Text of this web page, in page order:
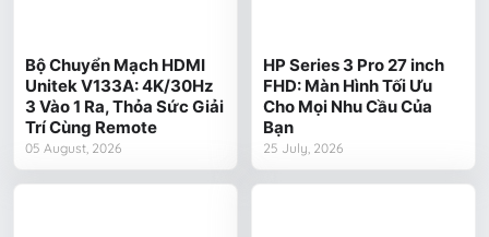
Bộ Chuyển Mạch HDMI
Unitek V133A: 4K/30Hz
3 Vào 1 Ra, Thỏa Sức Giải
Trí Cùng Remote
05 August, 2026
HP Series 3 Pro 27 inch
FHD: Màn Hình Tối Ưu
Cho Mọi Nhu Cầu Của
Bạn
25 July, 2026